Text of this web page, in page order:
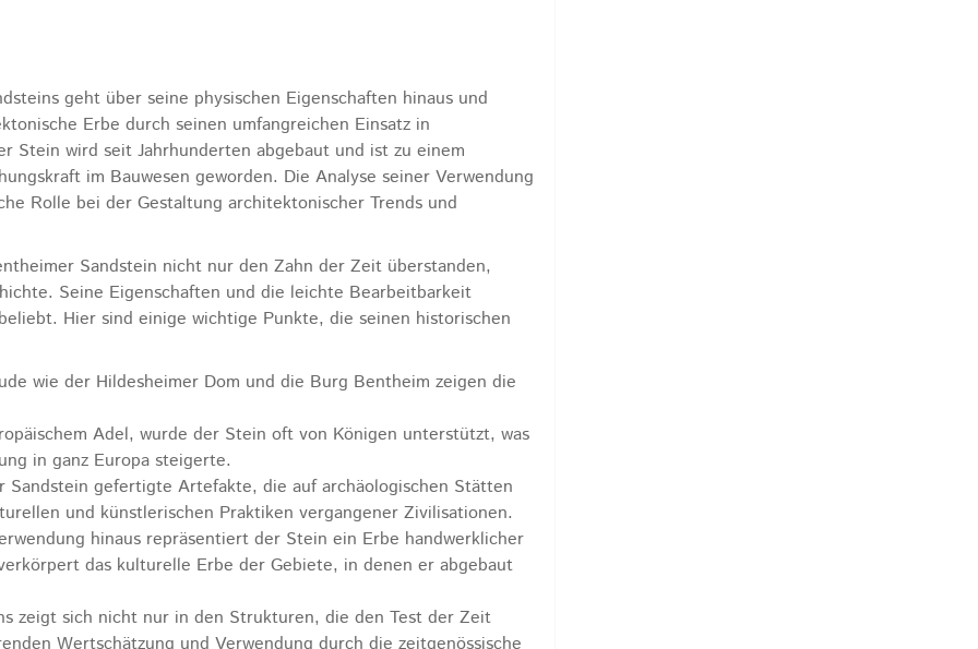
geht über seine physischen Eigenschaften hinaus und
Erbe durch seinen umfangreichen Einsatz in
Stein wird seit Jahrhunderten abgebaut und ist zu einem
im Bauwesen geworden. Die Analyse seiner Verwendung
Rolle bei der Gestaltung architektonischer Trends und
Sandstein nicht nur den Zahn der Zeit überstanden,
Seine Eigenschaften und die leichte Bearbeitbarkeit
Hier sind einige wichtige Punkte, die seinen historischen
wie der Hildesheimer Dom und die Burg Bentheim zeigen die
Adel, wurde der Stein oft von Königen unterstützt, was
in ganz Europa steigerte.
Sandstein gefertigte Artefakte, die auf archäologischen Stätten
und künstlerischen Praktiken vergangener Zivilisationen.
hinaus repräsentiert der Stein ein Erbe handwerklicher
das kulturelle Erbe der Gebiete, in denen er abgebaut
zeigt sich nicht nur in den Strukturen, die den Test der Zeit